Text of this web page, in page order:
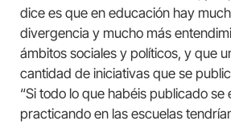
dice es que en educación hay
divergencia y mucho más
ámbitos sociales y políticos, y que
cantidad de iniciativas que se
“Si todo lo que habéis publicado se
practicando en las escuelas